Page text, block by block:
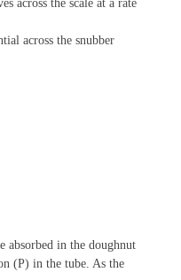
across the scale at a rate
across the snubber
absorbed in the doughnut
(P) in the tube. As the